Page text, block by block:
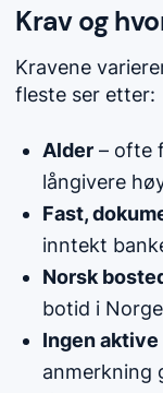
Krav og
Kravene
fleste ser etter:
Alder – ofte
långivere
Fast,
inntekt
Norsk
botid i
Ingen
anmerkning